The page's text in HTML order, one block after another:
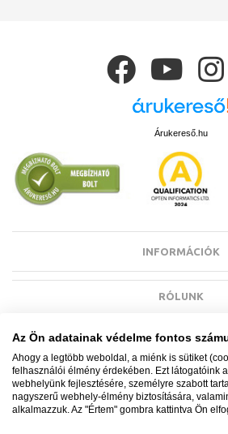
Árukereső.hu
INFORMÁCIÓK
RÓLUNK
EGYÉB
VÁSÁRLÓI
Az Ön adatainak védelme fontos
Ahogy a legtöbb weboldal, a miénk is sütiket
felhasználói élmény érdekében. Ezt látogatóink
webhelyünk fejlesztésére, személyre szabott
nagyszerű webhely-élmény biztosítására,
alkalmazzuk. Az "Értem" gombra kattintva Ön